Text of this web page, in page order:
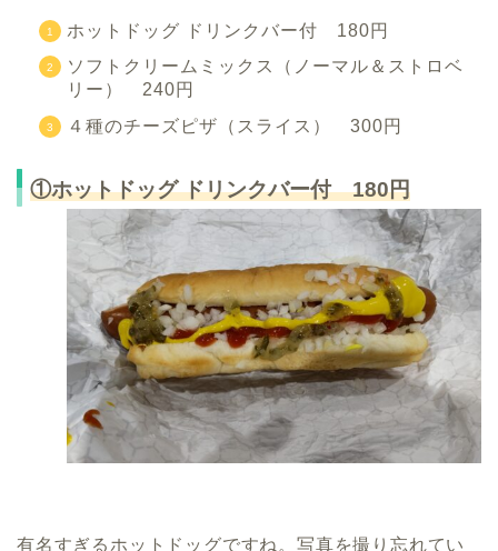
ホットドッグ ドリンクバー付 180円
ソフトクリームミックス（ノーマル＆ストロベ
リー） 240円
４種のチーズピザ（スライス） 300円
①ホットドッグ ドリンクバー付 180円
有名すぎるホットドッグですね。写真を撮り忘れてい